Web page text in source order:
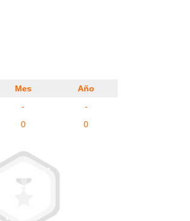
Mes
Año
-
-
0 0